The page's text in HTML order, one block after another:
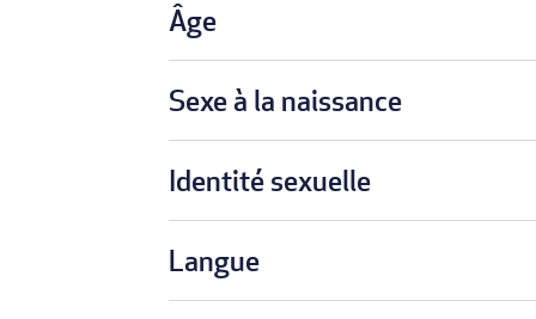
Âge
Sexe à la naissance
Identité sexuelle
Langue